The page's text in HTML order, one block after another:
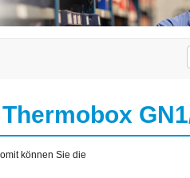
können Sie die